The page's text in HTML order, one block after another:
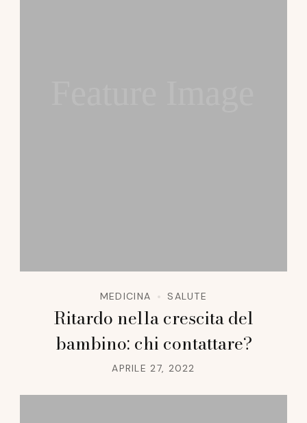
MEDICINA SALUTE
Ritardo nella crescita del
bambino: chi contattare?
APRILE 27, 2022